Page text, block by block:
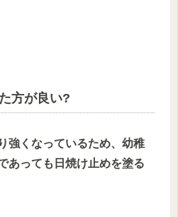
方が良い?
強くなっているため、幼稚
あっても日焼け止めを塗る